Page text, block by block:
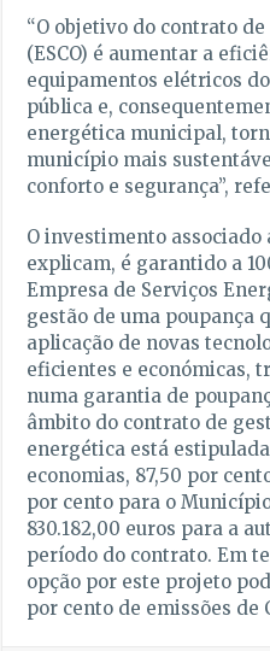
“O objetivo do contrato
(ESCO) é aumentar a
equipamentos elétricos
pública e,
energética municipal,
município mais
conforto e segurança”,
O investimento associado
explicam, é garantido a
Empresa de Serviços
gestão de uma poupança
aplicação de novas
eficientes e económicas,
numa garantia de
âmbito do contrato de
energética está
economias, 87,50 por
por cento para o
830.182,00 euros para a
período do contrato. Em
opção por este projeto
por cento de emissões de